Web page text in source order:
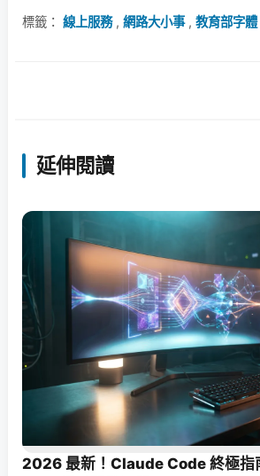
標籤： 線上服務, 網路大小事, 教育部字體
延伸閱讀
2026 最新！Claude Code 終極指